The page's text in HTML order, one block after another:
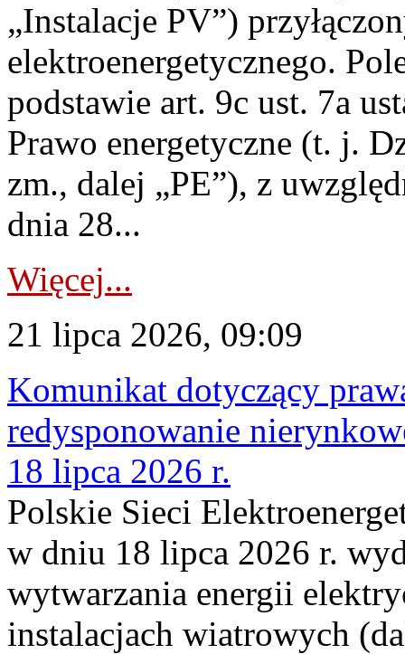
„Instalacje PV”)
elektroenergetycznego.
podstawie art. 9c ust. 7a
Prawo energetyczne (t. j.
zm., dalej „PE”), z
dnia 28...
Więcej...
21 lipca 2026, 09:09
Komunikat dotyczący
redysponowanie
18 lipca 2026 r.
Polskie Sieci
w dniu 18 lipca 2026 r.
wytwarzania energii
instalacjach wiatrowych